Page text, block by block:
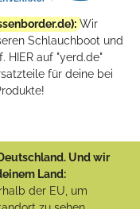
): Wir
Schlauchboot und
HIER auf "yerd.de"
für deine bei
Und wir
Land:
der EU, um